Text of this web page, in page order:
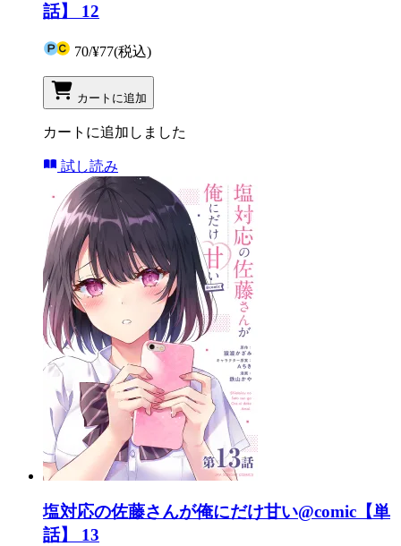
話】 12
70/¥77(税込)
カートに追加
カートに追加しました
試し読み
塩対応の佐藤さんが俺にだけ甘い@comic【単
話】 13